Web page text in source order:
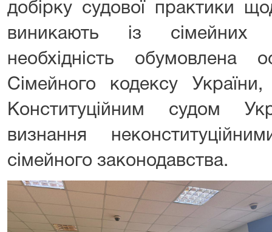
добірку судової практики
виникають із сімейних
необхідність обумовлена
Сімейного кодексу
Конституційним судом
визнання
сімейного законодавства.